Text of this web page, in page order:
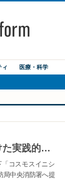
ィ 医療・科学
解体予定ビルを消防活動訓練の場として提供 地域防災力向上に向けた実践的な訓練を支援
コスモスイニシ
局中央消防署へ提